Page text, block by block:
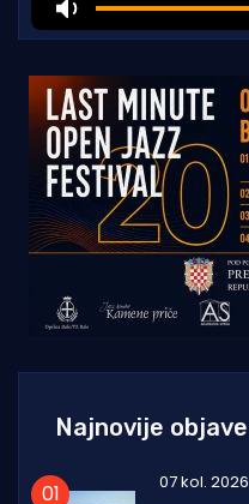
Najnovije objave
07 kol. 2026